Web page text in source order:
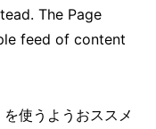
The Page
feed of content
使うようおススメ